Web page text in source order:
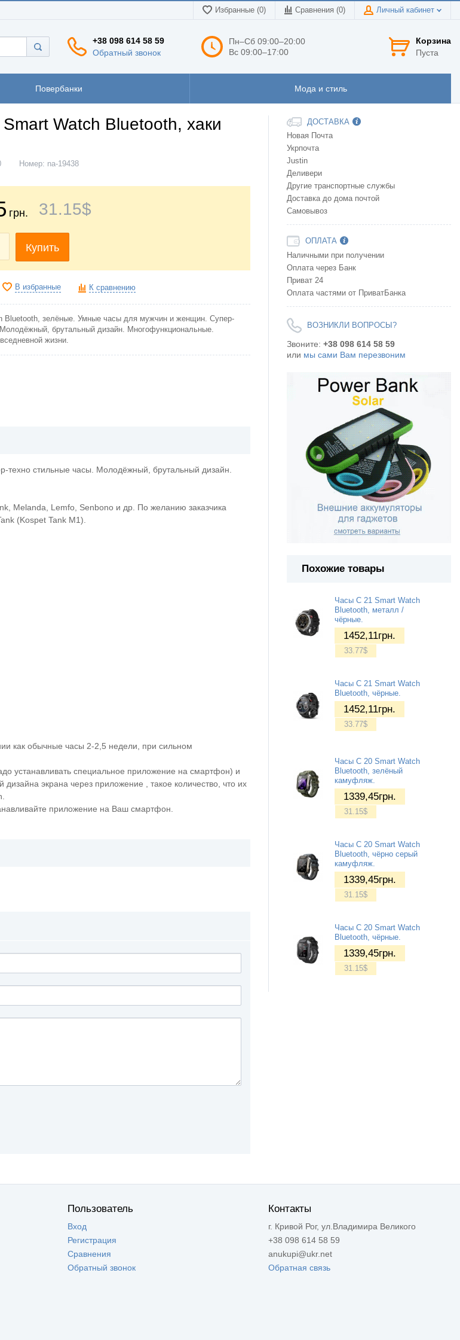
Избранные (0) Сравнения (0) Личный кабинет
+38 098 614 58 59
Обратный звонок
Пн–Сб 09:00–20:00
Вс 09:00–17:00
Корзина
Пуста
Повербанки Мода и стиль
Watch Bluetooth, хаки
Номер: na-19438
грн. 31.15$
Купить
В избранные К сравнению
Bluetooth, зелёные. Умные часы для мужчин и женщин. Супер-
брутальный дизайн. Многофункциональные.
жизни.
стильные часы. Молодёжный, брутальный дизайн.
Melanda, Lemfo, Senbono и др. По желанию заказчика
(Kospet Tank M1).
как обычные часы 2-2,5 недели, при сильном
устанавливать специальное приложение на смартфон) и
экрана через приложение , такое количество, что их
приложение на Ваш смартфон.
ДОСТАВКА
Новая Почта
Укрпочта
Justin
Деливери
Другие транспортные службы
Доставка до дома почтой
Самовывоз
ОПЛАТА
Наличными при получении
Оплата через Банк
Приват 24
Оплата частями от ПриватБанка
ВОЗНИКЛИ ВОПРОСЫ?
Звоните: +38 098 614 58 59
или мы сами Вам перезвоним
Похожие товары
Часы C 21 Smart Watch
Bluetooth, металл /
чёрные.
1452,11грн.
33.77$
Часы C 21 Smart Watch
Bluetooth, чёрные.
1452,11грн.
33.77$
Часы C 20 Smart Watch
Bluetooth, зелёный
камуфляж.
1339,45грн.
31.15$
Часы C 20 Smart Watch
Bluetooth, чёрно серый
камуфляж.
1339,45грн.
31.15$
Часы C 20 Smart Watch
Bluetooth, чёрные.
1339,45грн.
31.15$
Пользователь
Вход
Регистрация
Сравнения
Обратный звонок
Контакты
г. Кривой Рог, ул.Владимира Великого
+38 098 614 58 59
anukupi@ukr.net
Обратная связь